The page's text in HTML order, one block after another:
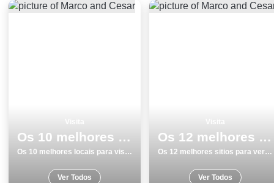
Os 10 melhores locais para visitar em Faro
Os 10 melhores locais para visitar em Faro
Ver Todos
Os 12 melhores sitios para ver e visitar em Tavira
Os 12 melhores sitios para ver e visitar em Tavira
Ver Todos